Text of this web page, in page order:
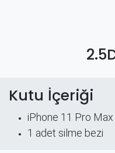
Kutu İçeriği
iPhone 11 Pro Max
​1 adet silme bezi